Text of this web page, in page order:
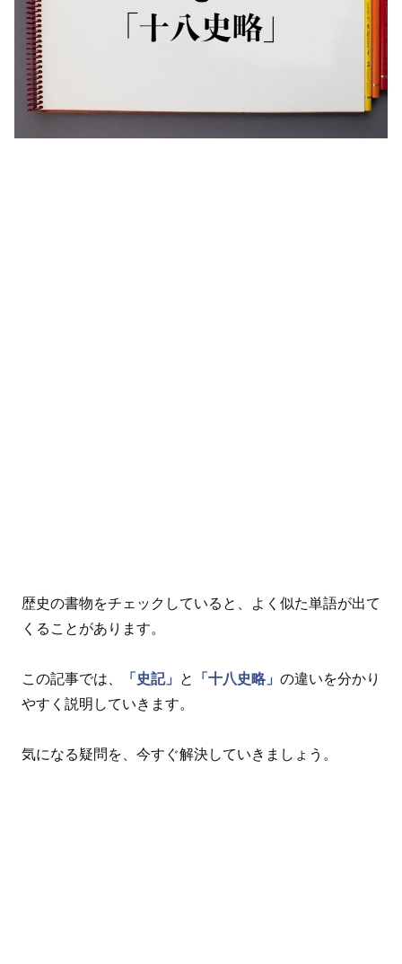
歴史の書物をチェックしていると、よく似た単語が出て
くることがあります。
この記事では、 「史記」 と 「十八史略」 の違いを分かり
やすく説明していきます。
気になる疑問を、今すぐ解決していきましょう。